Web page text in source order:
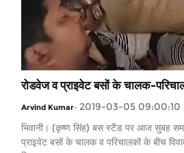
रोडवेज व प्राइवेट बसों के चालक-
Arvind Kumar- 2019-03-05 09:00:10
भिवानी। (कृष्ण सिंह) बस स्टैंड पर आज सुबह
प्राइवेट बसों के चालक व परिचालकों के बीच